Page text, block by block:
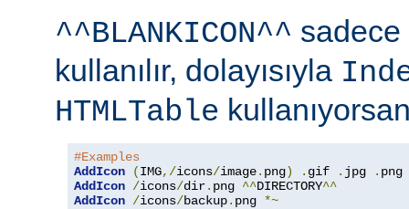
^^BLANKICON^^
kullanılır, dolayısıyla
HTMLTable
#Examples
AddIcon
(IMG,/icons/image. png) . gif . jpg .
AddIcon /icons/dir. png ^^DIRECTORY^^
AddIcon /icons/backup. png *~